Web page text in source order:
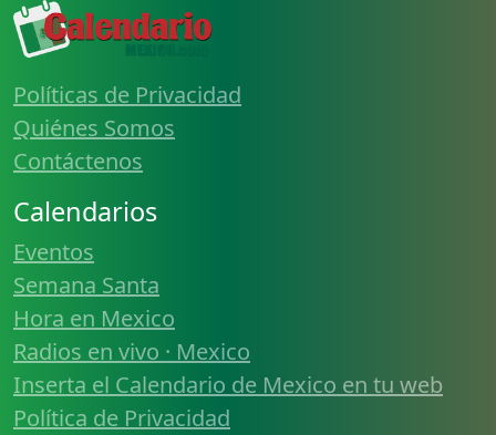
Políticas de Privacidad
Quiénes Somos
Contáctenos
Calendarios
Eventos
Semana Santa
Hora en Mexico
Radios en vivo · Mexico
Inserta el Calendario de Mexico en tu web
Política de Privacidad